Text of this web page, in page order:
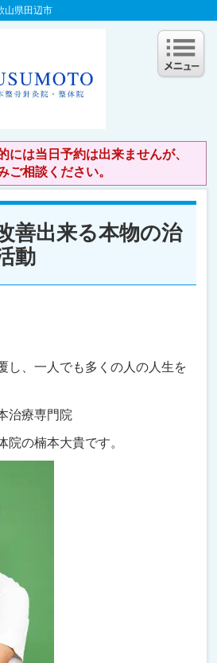
山県田辺市
には当日予約は出来ませんが、
ご相談ください。
善出来る本物の治
動
し、一人でも多くの人の人生を
治療専門院
院の楠本大貴です。